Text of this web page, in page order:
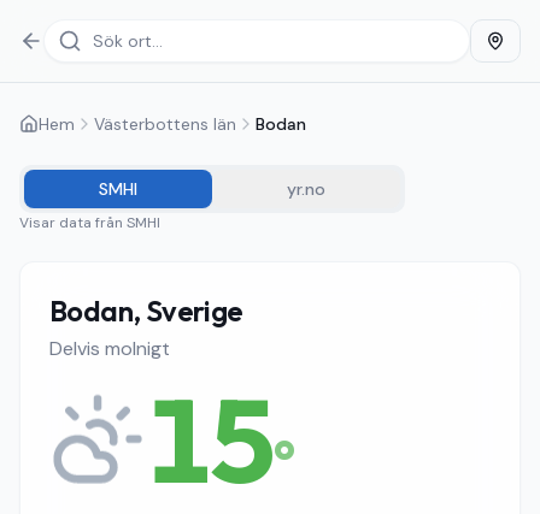
Hem Västerbottens län Bodan
SMHI yr.no
Visar data från SMHI
Bodan, Sverige
Delvis molnigt
15°